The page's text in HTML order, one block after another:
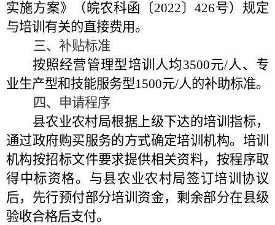
实施方案》（皖农科函〔 2022 〕426号）规定
与培训有关的直接费用。
三、补贴标准
按照经营管理型培训人均3500元/人、专
业生产型和技能服务型1500元/人的补助标准。
四、申请程序
县农业农村局根据上级下达的培训指标，
通过政府购买服务的方式确定培训机构。培训
机构按招标文件要求提供相关资料，按程序取
得中标资格。与县农业农村局签订培训协议
后，先行预付部分培训资金，剩余部分在县级
验收合格后支付。